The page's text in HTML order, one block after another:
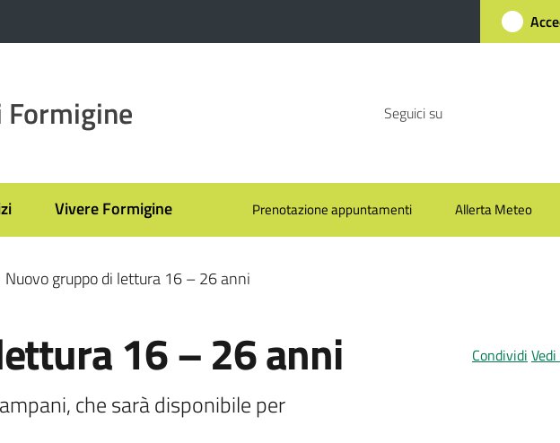
Formigine Seguici su
Vivere Formigine Prenotazione appuntamenti Allerta Meteo
Nuovo gruppo di lettura 16 – 26 anni
16 – 26 anni
che sarà disponibile per
Condividi